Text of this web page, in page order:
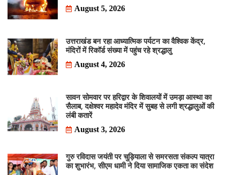
August 5, 2026
उत्तराखंड बन रहा आध्यात्मिक पर्यटन का वैश्विक केंद्र,
मंदिरों में रिकॉर्ड संख्या में पहुंच रहे श्रद्धालु
August 4, 2026
सावन सोमवार पर हरिद्वार के शिवालयों में उमड़ा आस्था का
सैलाब, दक्षेश्वर महादेव मंदिर में सुबह से लगी श्रद्धालुओं की
लंबी कतारें
August 3, 2026
गुरु रविदास जयंती पर चुड़ियाला से समरसता संकल्प यात्रा
का शुभारंभ, सीएम धामी ने दिया सामाजिक एकता का संदेश